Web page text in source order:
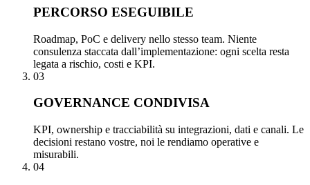
PERCORSO ESEGUIBILE
Roadmap, PoC e delivery nello stesso team. Niente
consulenza staccata dall’implementazione: ogni scelta resta
legata a rischio, costi e KPI.
03
GOVERNANCE CONDIVISA
KPI, ownership e tracciabilità su integrazioni, dati e canali. Le
decisioni restano vostre, noi le rendiamo operative e
misurabili.
04